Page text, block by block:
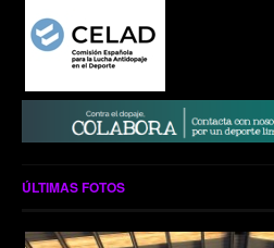
ÚLTIMAS FOTOS